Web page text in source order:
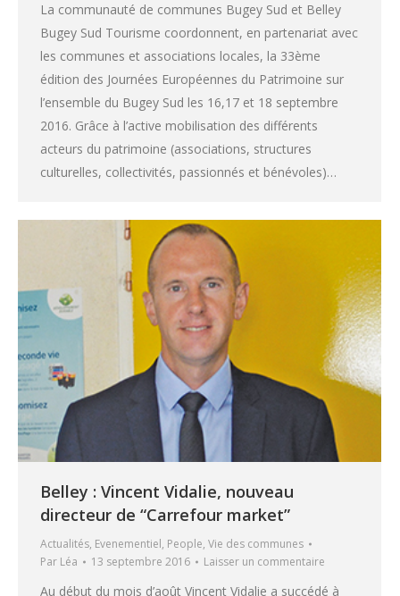
La communauté de communes Bugey Sud et Belley
Bugey Sud Tourisme coordonnent, en partenariat avec
les communes et associations locales, la 33ème
édition des Journées Européennes du Patrimoine sur
l’ensemble du Bugey Sud les 16,17 et 18 septembre
2016. Grâce à l’active mobilisation des différents
acteurs du patrimoine (associations, structures
culturelles, collectivités, passionnés et bénévoles)…
Belley : Vincent Vidalie, nouveau
directeur de “Carrefour market”
Actualités, Evenementiel, People, Vie des communes
Par Léa 13 septembre 2016 Laisser un commentaire
Au début du mois d’août Vincent Vidalie a succédé à